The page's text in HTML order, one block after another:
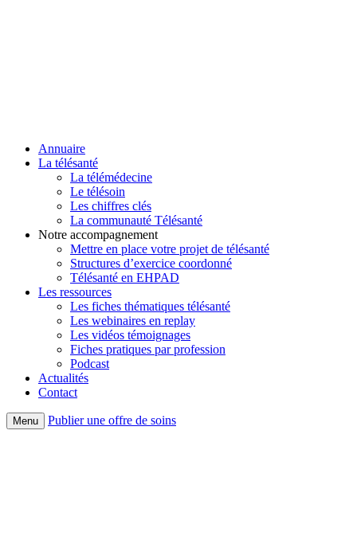
Annuaire
La télésanté
La télémédecine
Le télésoin
Les chiffres clés
La communauté Télésanté
Notre accompagnement
Mettre en place votre projet de télésanté
Structures d’exercice coordonné
Télésanté en EHPAD
Les ressources
Les fiches thématiques télésanté
Les webinaires en replay
Les vidéos témoignages
Fiches pratiques par profession
Podcast
Actualités
Contact
Menu Publier une offre de soins